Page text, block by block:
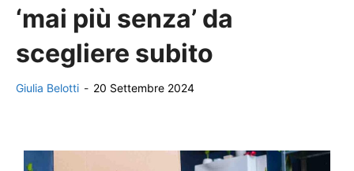
‘mai più senza’ da
scegliere subito
Giulia Belotti - 20 Settembre 2024